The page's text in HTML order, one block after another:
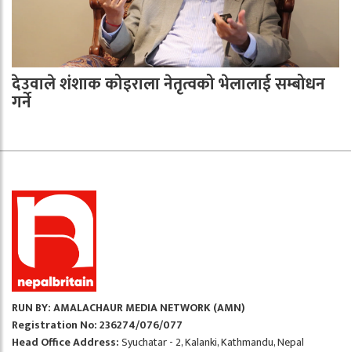
देउवाले शंशाक कोइराला नेतृत्वको भेलालाई सम्बोधन
गर्ने
RUN BY: AMALACHAUR MEDIA NETWORK (AMN)
Registration No: 236274/076/077
Head Office Address:Syuchatar - 2, Kalanki, Kathmandu, Nepal